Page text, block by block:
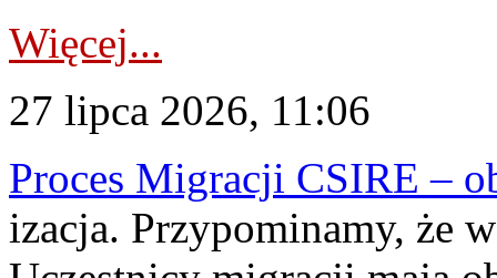
Więcej...
27 lipca 2026, 11:06
Proces Migracji CSIRE –
izacja. Przypominamy, że